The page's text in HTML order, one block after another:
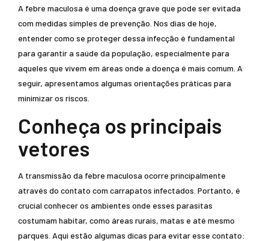
A febre maculosa é uma doença grave que pode ser evitada
com medidas simples de prevenção. Nos dias de hoje,
entender como se proteger dessa infecção é fundamental
para garantir a saúde da população, especialmente para
aqueles que vivem em áreas onde a doença é mais comum. A
seguir, apresentamos algumas orientações práticas para
minimizar os riscos.
Conheça os principais
vetores
A transmissão da febre maculosa ocorre principalmente
através do contato com carrapatos infectados. Portanto, é
crucial conhecer os ambientes onde esses parasitas
costumam habitar, como áreas rurais, matas e até mesmo
parques. Aqui estão algumas dicas para evitar esse contato: